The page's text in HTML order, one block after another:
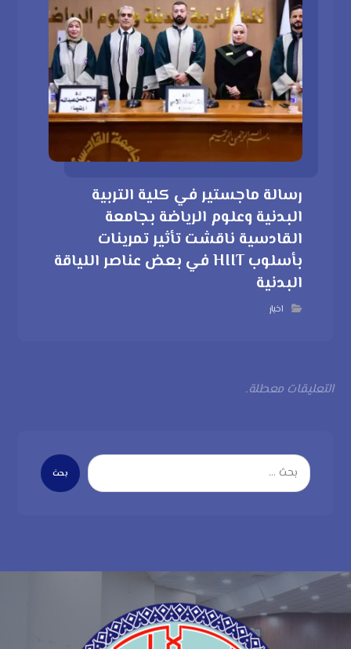
رسالة ماجستير في كلية التربية
البدنية وعلوم الرياضة بجامعة
القادسية ناقشت تأثير تمرينات
بأسلوب HIIT في بعض عناصر اللياقة
البدنية
اخبار
التعليقات معطلة.
بحث